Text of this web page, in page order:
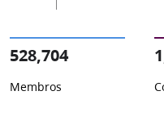
528,704
Membros